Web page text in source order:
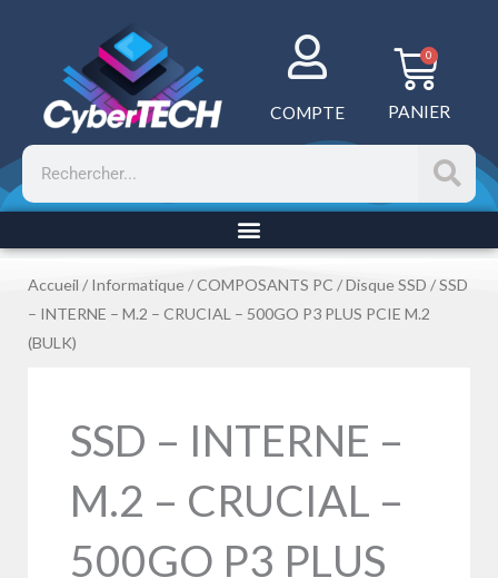
COMPTE
0
PANIER
Rechercher
Accueil /Informatique /COMPOSANTS PC /Disque SSD / SSD
– INTERNE – M.2 – CRUCIAL – 500GO P3 PLUS PCIE M.2
(BULK)
SSD – INTERNE –
M.2 – CRUCIAL –
500GO P3 PLUS